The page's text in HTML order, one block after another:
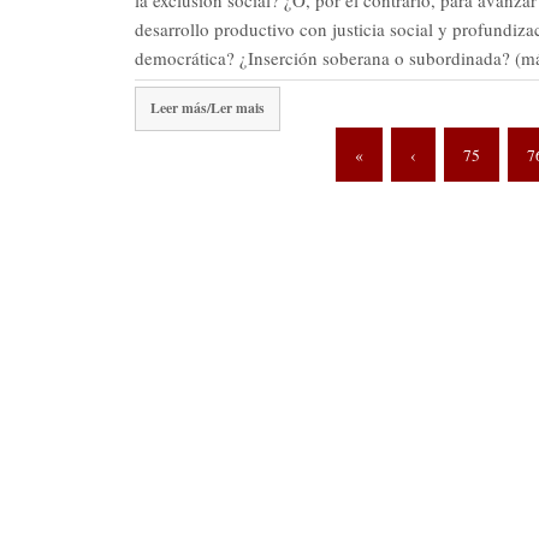
desarrollo productivo con justicia social y
democrática? ¿Inserción soberana o subordinada?
Leer más/Ler mais
« ‹ 75